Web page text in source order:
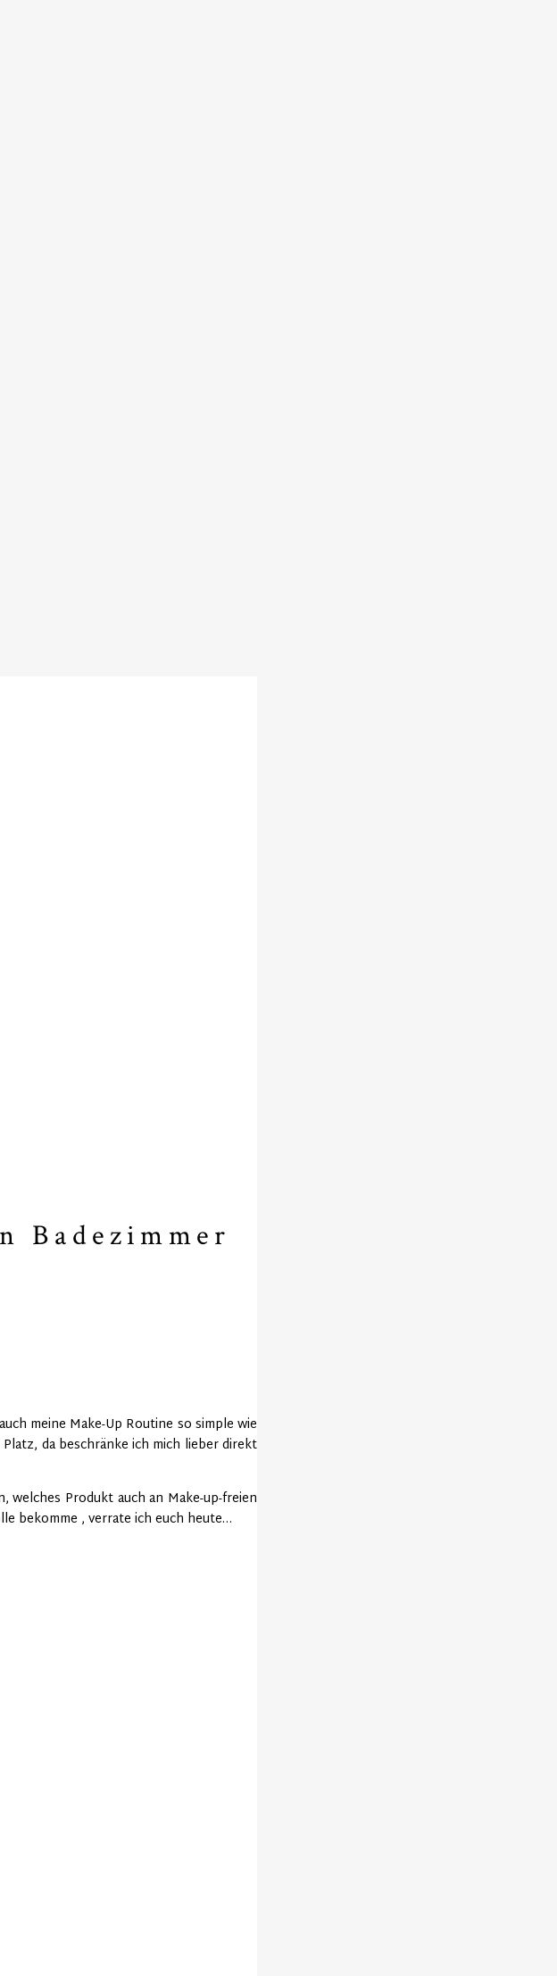
Badezimmer
meine Make-Up Routine so simple wie
da beschränke ich mich lieber direkt
Produkt auch an Make-up-freien
bekomme , verrate ich euch heute…